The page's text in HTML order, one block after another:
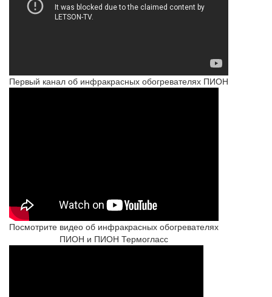
Первый канал об инфракрасных обогревателях ПИОН
Посмотрите видео об инфракрасных обогревателях
ПИОН и ПИОН Термогласс